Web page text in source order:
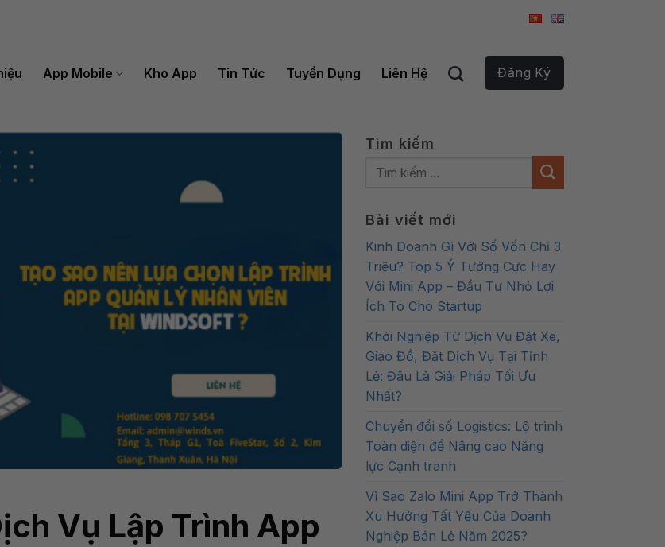
App Mobile Kho App Tin Tức Tuyển Dụng Liên Hệ Đăng Ký
Vụ Lập Trình App
Tìm kiếm
Bài viết mới
Kinh Doanh Gì Với Số Vốn Chỉ 3
Triệu? Top 5 Ý Tưởng Cực Hay
Với Mini App – Đầu Tư Nhỏ Lợi
Ích To Cho Startup
Khởi Nghiệp Từ Dịch Vụ Đặt Xe,
Giao Đồ, Đặt Dịch Vụ Tại Tỉnh
Lẻ: Đâu Là Giải Pháp Tối Ưu
Nhất?
Chuyển đổi số Logistics: Lộ trình
Toàn diện để Nâng cao Năng
lực Cạnh tranh
Vì Sao Zalo Mini App Trở Thành
Xu Hướng Tất Yếu Của Doanh
Nghiệp Bán Lẻ Năm 2025?